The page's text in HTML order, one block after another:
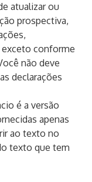
atualizar ou
prospectiva,
conforme
não deve
declarações
é a versão
apenas
ao texto no
texto que tem